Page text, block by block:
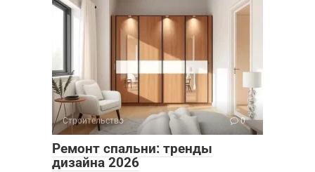
Строительство 0
Ремонт спальни: тренды
дизайна 2026